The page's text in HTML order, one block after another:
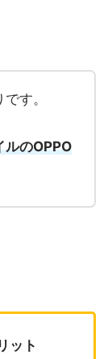
す。
ルのOPPO
ット